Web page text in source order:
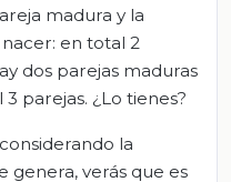
madura y la
en total 2
dos parejas maduras
parejas. ¿Lo tienes?
la
genera, verás que es